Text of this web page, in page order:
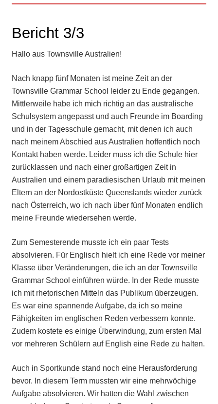
Bericht 3/3
Hallo aus Townsville Australien!
Nach knapp fünf Monaten ist meine Zeit an der
Townsville Grammar School leider zu Ende gegangen.
Mittlerweile habe ich mich richtig an das australische
Schulsystem angepasst und auch Freunde im Boarding
und in der Tagesschule gemacht, mit denen ich auch
nach meinem Abschied aus Australien hoffentlich noch
Kontakt haben werde. Leider muss ich die Schule hier
zurücklassen und nach einer großartigen Zeit in
Australien und einem paradiesischen Urlaub mit meinen
Eltern an der Nordostküste Queenslands wieder zurück
nach Österreich, wo ich nach über fünf Monaten endlich
meine Freunde wiedersehen werde.
Zum Semesterende musste ich ein paar Tests
absolvieren. Für Englisch hielt ich eine Rede vor meiner
Klasse über Veränderungen, die ich an der Townsville
Grammar School einführen würde. In der Rede musste
ich mit rhetorischen Mitteln das Publikum überzeugen.
Es war eine spannende Aufgabe, da ich so meine
Fähigkeiten im englischen Reden verbessern konnte.
Zudem kostete es einige Überwindung, zum ersten Mal
vor mehreren Schülern auf English eine Rede zu halten.
Auch in Sportkunde stand noch eine Herausforderung
bevor. In diesem Term mussten wir eine mehrwöchige
Aufgabe absolvieren. Wir hatten die Wahl zwischen